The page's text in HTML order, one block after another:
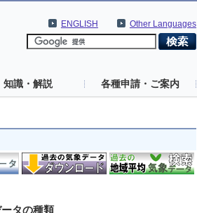
Other Languages
ENGLISH
知識・解説 各種申請・ご案内
タの種類